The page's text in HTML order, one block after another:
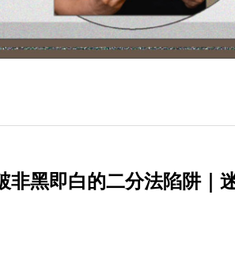
非黑即白的二分法陷阱｜